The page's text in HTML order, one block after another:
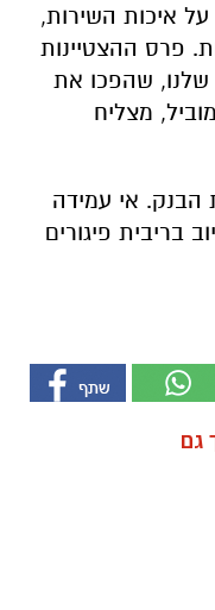
איכות השירות,
. פרס ההצטיינות
, שהפכו את
, מצליח
הבנק. אי עמידה
בריבית פיגורים
גם